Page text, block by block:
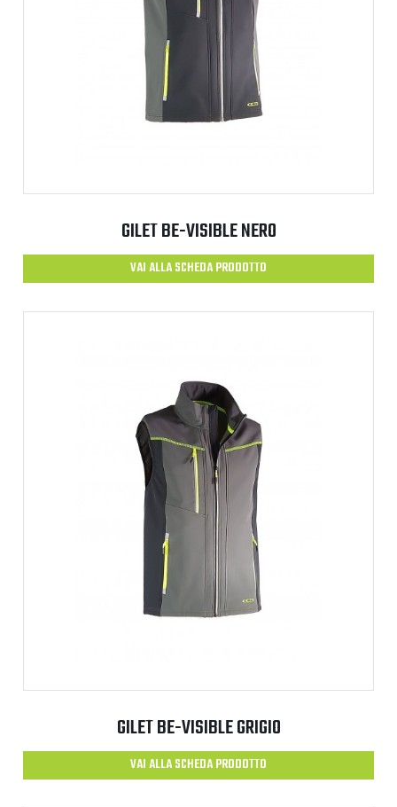
GILET BE-VISIBLE NERO
VAI ALLA SCHEDA PRODOTTO
GILET BE-VISIBLE GRIGIO
VAI ALLA SCHEDA PRODOTTO